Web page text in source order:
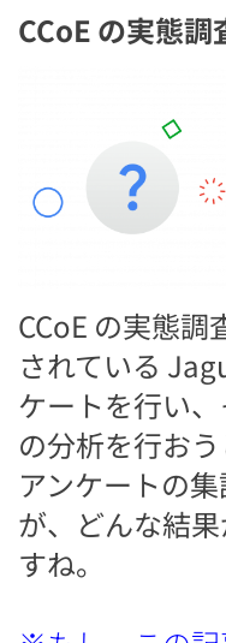
CCoE の実態調
CCoE の実態調
されている
ケートを行い
の分析を行おう
アンケートの
が、どんな結
すね。